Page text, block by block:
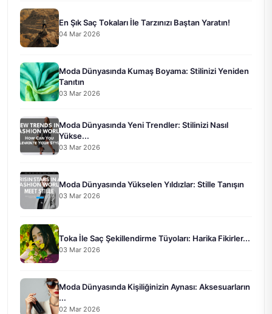
En Şık Saç Tokaları İle Tarzınızı Baştan Yaratın!
04 Mar 2026
Moda Dünyasında Kumaş Boyama: Stilinizi Yeniden
Tanıtın
03 Mar 2026
Moda Dünyasında Yeni Trendler: Stilinizi Nasıl
Yükse...
03 Mar 2026
Moda Dünyasında Yükselen Yıldızlar: Stille Tanışın
03 Mar 2026
Toka İle Saç Şekillendirme Tüyoları: Harika Fikirler...
03 Mar 2026
Moda Dünyasında Kişiliğinizin Aynası: Aksesuarların
...
02 Mar 2026